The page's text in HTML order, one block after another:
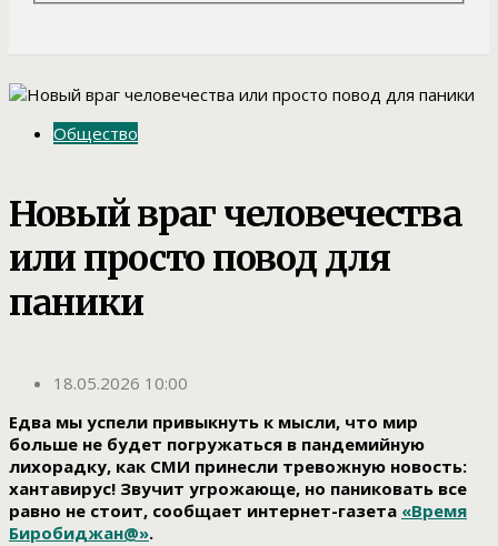
Общество
Новый враг человечества
или просто повод для
паники
18.05.2026 10:00
Едва мы успели привыкнуть к мысли, что мир
больше не будет погружаться в пандемийную
лихорадку, как СМИ принесли тревожную новость:
хантавирус! Звучит угрожающе, но паниковать все
равно не стоит, сообщает интернет-газета «Время
Биробиджан@».